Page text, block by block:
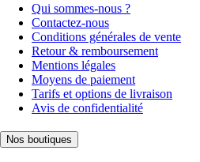
Qui sommes-nous ?
Contactez-nous
Conditions générales de vente
Retour & remboursement
Mentions légales
Moyens de paiement
Tarifs et options de livraison
Avis de confidentialité
Nos boutiques